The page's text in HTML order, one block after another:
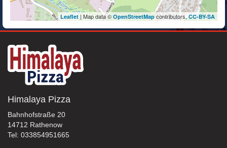
Leaflet| Map data © OpenStreetMapcontributors,CC-BY-SA
Himalaya Pizza
Bahnhofstraße 20
14712 Rathenow
Tel: 033854951665